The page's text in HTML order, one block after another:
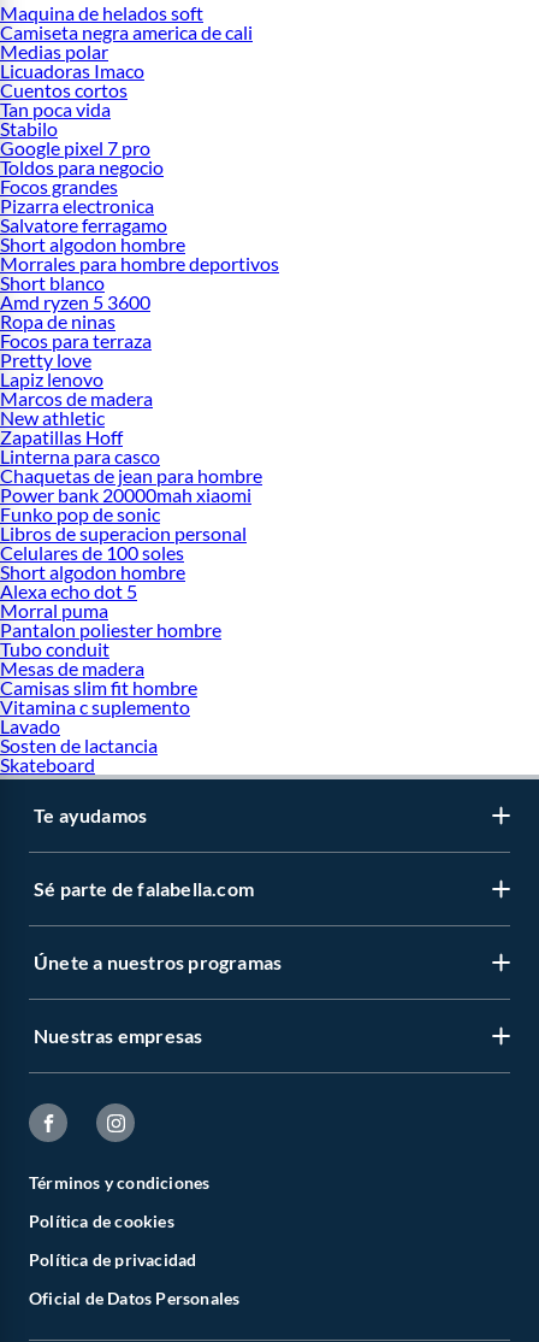
Maquina de helados soft
Camiseta negra america de cali
Medias polar
Licuadoras Imaco
Cuentos cortos
Tan poca vida
Stabilo
Google pixel 7 pro
Toldos para negocio
Focos grandes
Pizarra electronica
Salvatore ferragamo
Short algodon hombre
Morrales para hombre deportivos
Short blanco
Amd ryzen 5 3600
Ropa de ninas
Focos para terraza
Pretty love
Lapiz lenovo
Marcos de madera
New athletic
Zapatillas Hoff
Linterna para casco
Chaquetas de jean para hombre
Power bank 20000mah xiaomi
Funko pop de sonic
Libros de superacion personal
Celulares de 100 soles
Short algodon hombre
Alexa echo dot 5
Morral puma
Pantalon poliester hombre
Tubo conduit
Mesas de madera
Camisas slim fit hombre
Vitamina c suplemento
Lavado
Sosten de lactancia
Skateboard
Te ayudamos
Sé parte de falabella.com
Únete a nuestros programas
Nuestras empresas
Términos y condiciones
Política de cookies
Política de privacidad
Oficial de Datos Personales